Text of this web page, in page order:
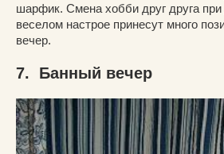
шарфик. Смена хобби друг друга
веселом настрое принесут много
вечер.
7. Банный вечер